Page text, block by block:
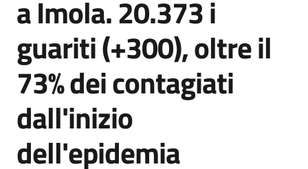
a Imola. 20.373 i
guariti (+300), oltre il
73% dei contagiati
dall'inizio
dell'epidemia